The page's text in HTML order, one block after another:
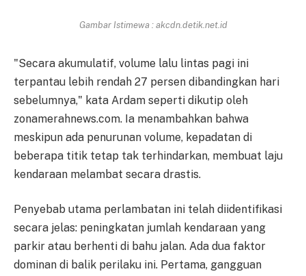
Gambar Istimewa : akcdn.detik.net.id
"Secara akumulatif, volume lalu lintas pagi ini
terpantau lebih rendah 27 persen dibandingkan hari
sebelumnya," kata Ardam seperti dikutip oleh
zonamerahnews.com. Ia menambahkan bahwa
meskipun ada penurunan volume, kepadatan di
beberapa titik tetap tak terhindarkan, membuat laju
kendaraan melambat secara drastis.
Penyebab utama perlambatan ini telah diidentifikasi
secara jelas: peningkatan jumlah kendaraan yang
parkir atau berhenti di bahu jalan. Ada dua faktor
dominan di balik perilaku ini. Pertama, gangguan